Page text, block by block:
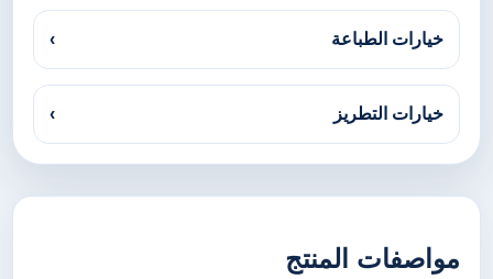
خيارات الطباعة ›
خيارات التطريز ›
مواصفات المنتج